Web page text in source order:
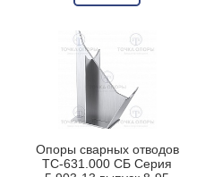
Опоры сварных отводов
ТС-631.000 СБ Серия